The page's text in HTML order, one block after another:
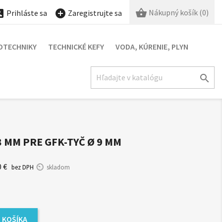
Prihláste sa  Zaregistrujte sa  Nákupný košík (0)
TECHNICKÉ KEFY VODA, KÚRENIE, PLYN

PRE GFK-TYČ Ø 9 MM
€ bez DPH skladom